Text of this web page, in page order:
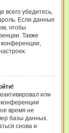
всего убедитесь,
Если данные
чтобы
Также
конференции,
или
конференции
время не
базы данных.
снова и